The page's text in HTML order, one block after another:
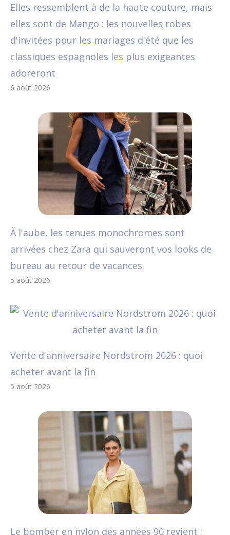
Elles ressemblent à de la haute couture, mais
elles sont de Mango : les nouvelles robes
d'invitées pour les mariages d'été que les
classiques espagnoles les plus exigeantes
adoreront
6 août 2026
À l'aube, les tenues monochromes sont
arrivées chez Zara qui sauveront vos looks de
bureau au retour de vacances.
5 août 2026
Vente d'anniversaire Nordstrom 2026 : quoi
acheter avant la fin
5 août 2026
Le bomber en nylon des années 90 revient :